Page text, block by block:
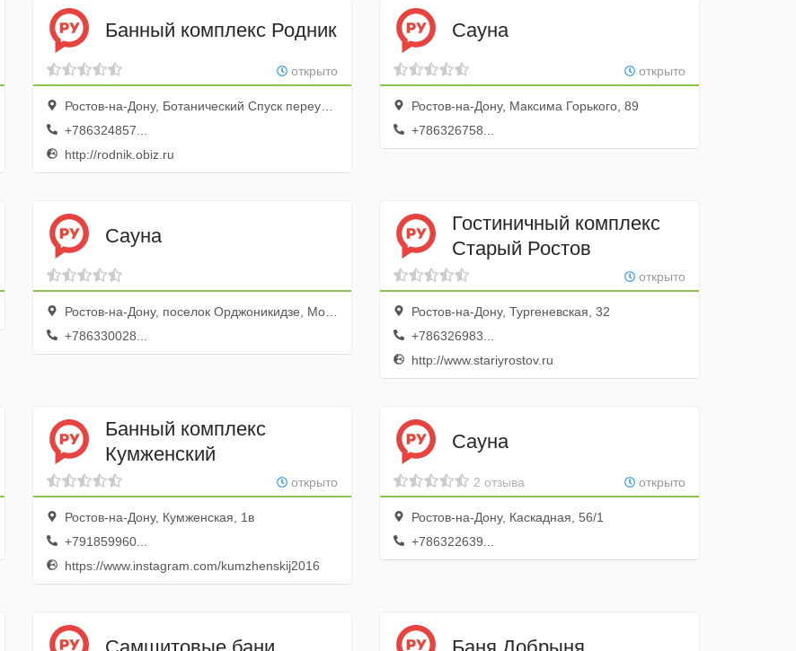
Банный комплекс Родник
открыто
Ростов-на-Дону, Ботанический Спуск переулок, 5
+786324857...
http://rodnik.obiz.ru
Сауна
открыто
Ростов-на-Дону, Максима Горького, 89
+786326758...
Сауна
Ростов-на-Дону, поселок Орджоникидзе, Можайская улица, 45
+786330028...
Гостиничный комплекс
Старый Ростов
открыто
Ростов-на-Дону, Тургеневская, 32
+786326983...
http://www.stariyrostov.ru
Банный комплекс
Кумженский
открыто
Ростов-на-Дону, Кумженская, 1в
+791859960...
https://www.instagram.com/kumzhenskij2016
Сауна
открыто
2 отзыва
Ростов-на-Дону, Каскадная, 56/1
+786322639...
Самшитовые бани Баня Добрыня